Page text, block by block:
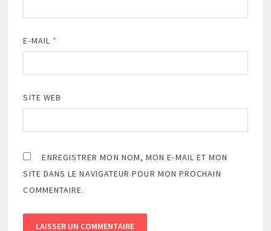
E-MAIL *
SITE WEB
ENREGISTRER MON NOM, MON E-MAIL ET MON
SITE DANS LE NAVIGATEUR POUR MON PROCHAIN
COMMENTAIRE.